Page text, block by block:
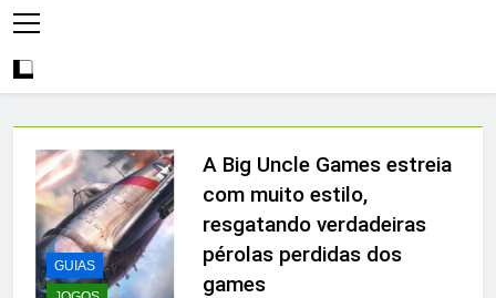
GUIAS
A Big Uncle Games estreia
com muito estilo,
resgatando verdadeiras
pérolas perdidas dos
games